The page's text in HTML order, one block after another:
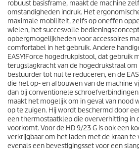
robuust basisframe, maakt de machine
omstandigheden indruk. Het
maximale mobiliteit, zelfs op oneffen
wielen, het succesvolle
opbergmogelijkheden voor accessoires
comfortabel in het gebruik. Andere
EASY!Force hogedrukpistool, dat gebruik
terugslagkracht van de hogedrukstraal
bestuurder tot nul te reduceren, en de
die het op- en afbouwen van de machine
dan bij conventionele
maakt het mogelijk om in geval van nood
op te zuigen. Hij wordt beschermd door
een thermostaatklep die oververhitting in
voorkomt. Voor de HD 9/23 G is ook een
verkrijgbaar om het laden met de kraan te
evenals een bevestigingsset voor een